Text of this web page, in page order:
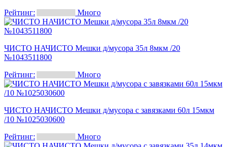
Рейтинг:
Много
ЧИСТО НАЧИСТО Мешки д/мусора 35л 8мкм /20
№1043511800
Рейтинг:
Много
ЧИСТО НАЧИСТО Мешки д/мусора с завязками 60л 15мкм
/10 №1025030600
Рейтинг:
Много